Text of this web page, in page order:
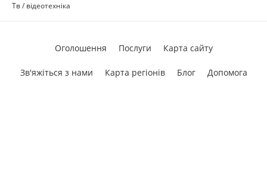
Тв / відеотехніка
Оголошення Послуги Карта сайту
Зв'яжіться з нами Карта регіонів Блог Допомога